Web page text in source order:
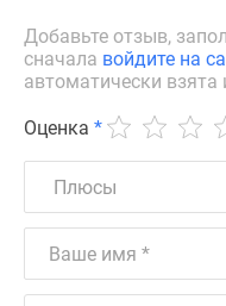
Добавьте отзыв,
сначала войдите на
автоматически
Оценка *